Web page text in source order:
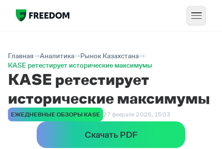
Главная Аналитика
Рынок Казахстана
KASE ретестирует исторические максимумы
KASE ретестирует
исторические максимумы
ЕЖЕДНЕВНЫЕ ОБЗОРЫ KASE 27 февраля 2026, 15:03
Скачать PDF